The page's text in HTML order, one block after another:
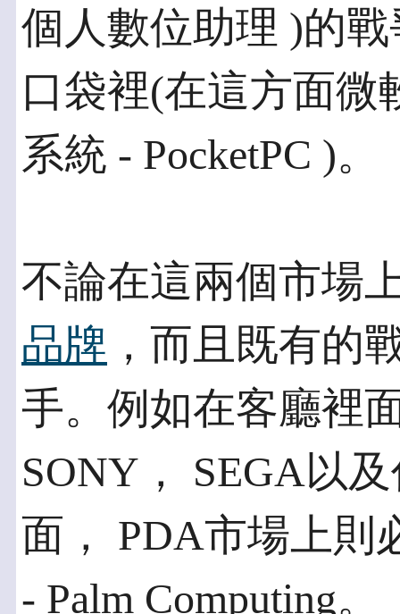
個人數位助理 )的
口袋裡(在這方面微
系統 - PocketPC )。
不論在這兩個市場
品牌 ，而且既有的
手。例如在客廳裡
SONY， SEGA以
面， PDA市場上則
- Palm Computing。